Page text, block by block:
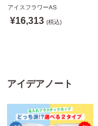
※北海道・沖縄・離島 送
料別途
アイスフラワーAS
¥16,313 (税込)
アイデアノート